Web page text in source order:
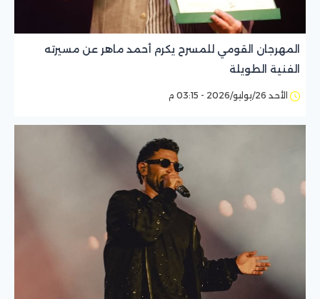
المهرجان القومي للمسرح يكرم أحمد ماهر عن مسيرته
الفنية الطويلة
الأحد 26/يوليو/2026 - 03:15 م